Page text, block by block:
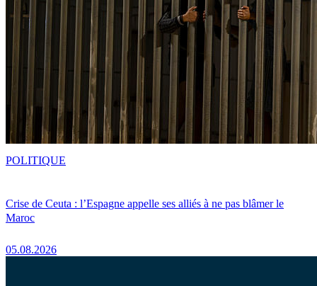
Crise de Ceuta : l’Espagne appelle ses alliés à ne pas blâmer le
Maroc
05.08.2026
POLITIQUE